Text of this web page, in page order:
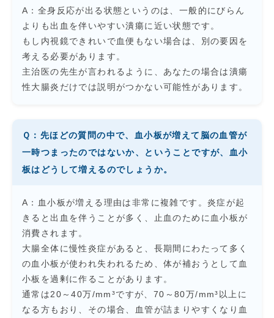
A：全身反応が出る状態というのは、一般的にびらん
よりも出血を伴いやすい潰瘍に近い状態です。
もし内視鏡できれいで血便もない場合は、別の要因を
考える必要があります。
主治医の先生が言われるように、あなたの場合は潰瘍
性大腸炎だけでは説明がつかない可能性があります。
Ｑ：先ほどの質問の中で、血小板が増えて脳の血管が
一時つまったのではないか、ということですが、血小
板はどうして増えるのでしょうか。
A：血小板が増える理由は非常に複雑です。炎症が起
きると出血を伴うことが多く、止血のために血小板が
消費されます。
大腸全体に慢性炎症があると、長期間にわたって多く
の血小板が使われ失われるため、体が補おうとして血
小板を過剰に作ることがあります。
通常は20～40万/mm³ですが、70～80万/mm³以上に
なる方もおり、その場合、血管が詰まりやすくなり血